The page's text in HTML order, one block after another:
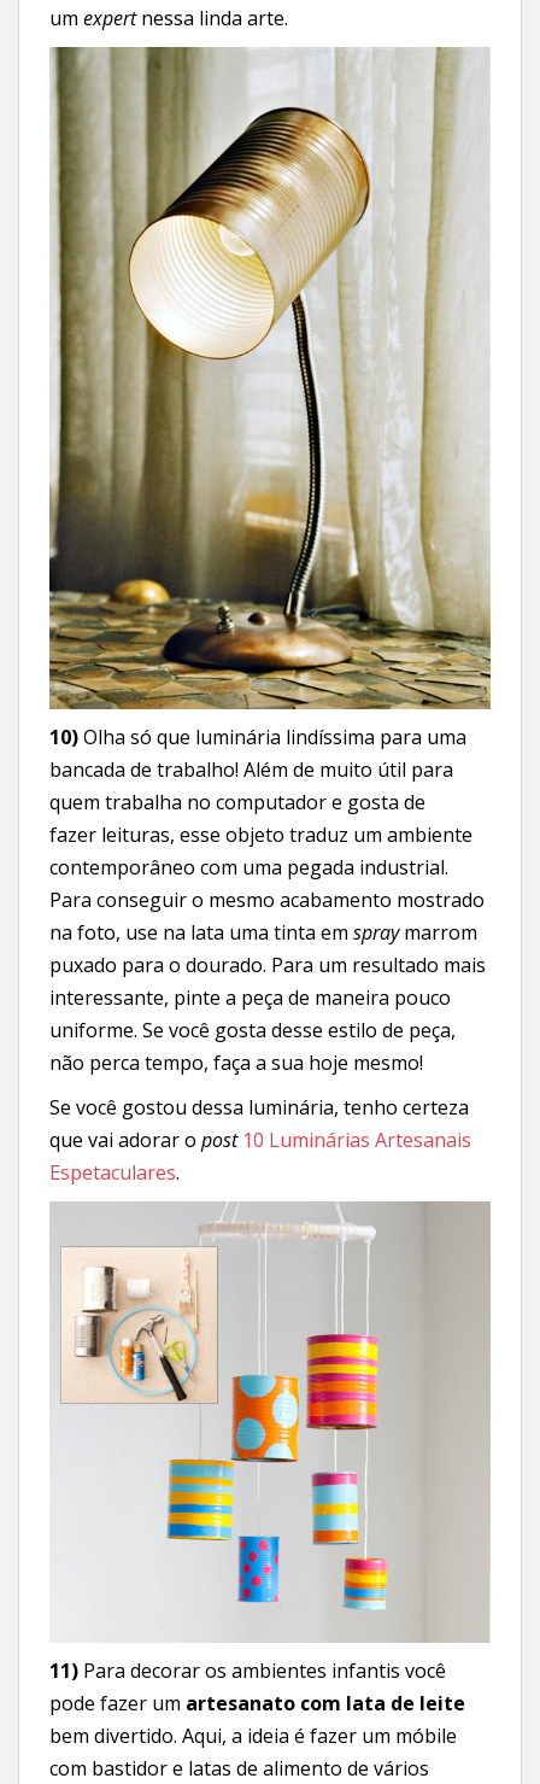
um expertnessa linda arte.
10)Olha só que luminária lindíssima para uma
bancada de trabalho! Além de muito útil para
quem trabalha no computador e gosta de
fazer leituras, esse objeto traduz um ambiente
contemporâneo com uma pegada industrial.
Para conseguir o mesmo acabamento mostrado
na foto, use na lata uma tinta em spraymarrom
puxado para o dourado. Para um resultado mais
interessante, pinte a peça de maneira pouco
uniforme. Se você gosta desse estilo de peça,
não perca tempo, faça a sua hoje mesmo!
Se você gostou dessa luminária, tenho certeza
que vai adorar o post 10 Luminárias Artesanais
Espetaculares.
11) Para decorar os ambientes infantis você
pode fazer um artesanato com lata de leite
bem divertido. Aqui, a ideia é fazer um móbile
com bastidor e latas de alimento de vários